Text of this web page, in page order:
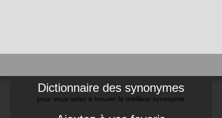
Dictionnaire des synonymes
pour vous aider à trouver le meilleur synonyme